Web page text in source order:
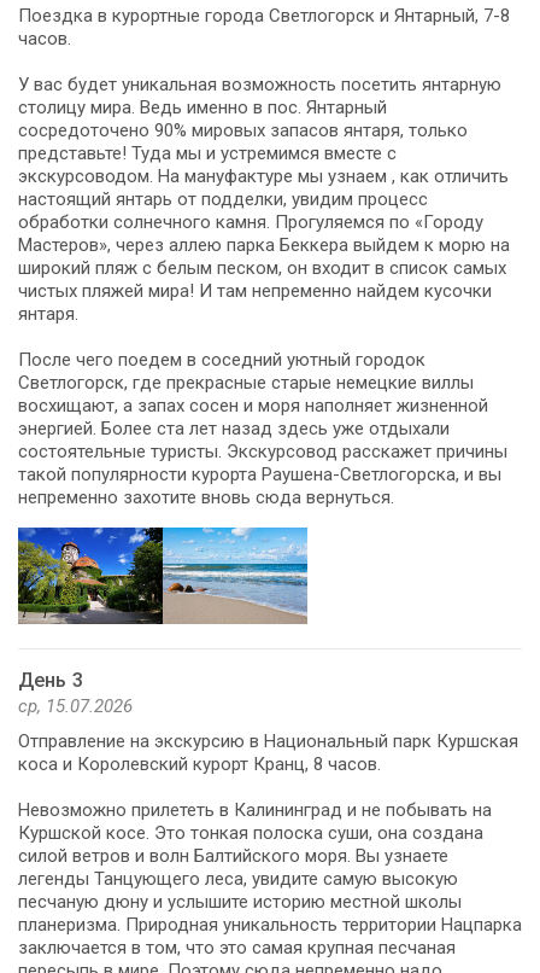
Поездка в курортные города Светлогорск и Янтарный, 7-8
часов.
У вас будет уникальная возможность посетить янтарную
столицу мира. Ведь именно в пос. Янтарный
сосредоточено 90% мировых запасов янтаря, только
представьте! Туда мы и устремимся вместе с
экскурсоводом. На мануфактуре мы узнаем , как отличить
настоящий янтарь от подделки, увидим процесс
обработки солнечного камня. Прогуляемся по «Городу
Мастеров», через аллею парка Беккера выйдем к морю на
широкий пляж с белым песком, он входит в список самых
чистых пляжей мира! И там непременно найдем кусочки
янтаря.
После чего поедем в соседний уютный городок
Светлогорск, где прекрасные старые немецкие виллы
восхищают, а запах сосен и моря наполняет жизненной
энергией. Более ста лет назад здесь уже отдыхали
состоятельные туристы. Экскурсовод расскажет причины
такой популярности курорта Раушена-Светлогорска, и вы
непременно захотите вновь сюда вернуться.
День 3
ср, 15.07.2026
Отправление на экскурсию в Национальный парк Куршская
коса и Королевский курорт Кранц, 8 часов.
Невозможно прилететь в Калининград и не побывать на
Куршской косе. Это тонкая полоска суши, она создана
силой ветров и волн Балтийского моря. Вы узнаете
легенды Танцующего леса, увидите самую высокую
песчаную дюну и услышите историю местной школы
планеризма. Природная уникальность территории Нацпарка
заключается в том, что это самая крупная песчаная